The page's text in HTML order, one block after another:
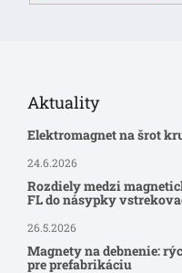
Aktuality
Elektromagnet na šrot
24.6.2026
Rozdiely medzi
FL do násypky
26.5.2026
Magnety na debnenie:
pre prefabrikáciu